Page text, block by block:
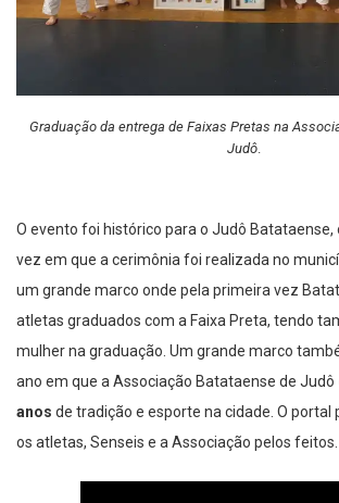
Graduação da entrega de Faixas Pretas na
Judô.
O evento foi histórico para o Judô
vez em que a cerimônia foi realizada no
um grande marco onde pela primeira vez
atletas graduados com a Faixa Preta, tendo
mulher na graduação. Um grande marco
ano em que a Associação Batataense de Judô
anos de tradição e esporte na cidade. O portal
os atletas, Senseis e a Associação pelos feitos.